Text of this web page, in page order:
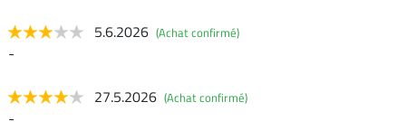
5.6.2026 (Achat confirmé)
-
27.5.2026 (Achat confirmé)
-